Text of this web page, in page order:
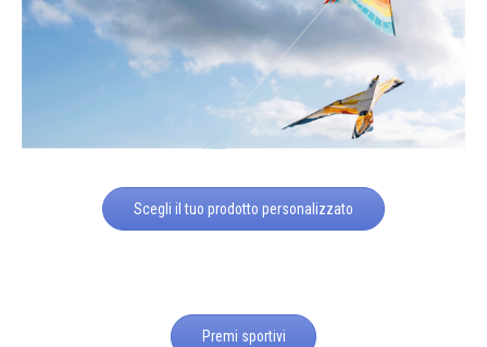
Scegli il tuo prodotto personalizzato
Premi sportivi